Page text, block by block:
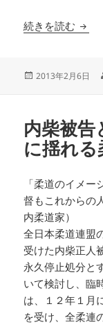
続きを読む 十二
投
2013年2月6日
内柴被告
に揺れる
「柔道のイメ
督もこれからの
内柔道家）
全日本柔道連盟
受けた内柴正人
永久停止処分と
いて検討し、臨
は、１２年１月
を受け、全柔連